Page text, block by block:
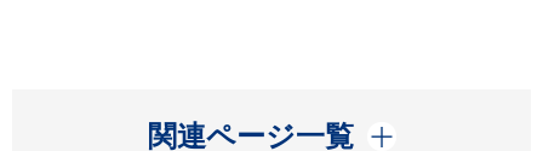
関連ページ一覧
開く